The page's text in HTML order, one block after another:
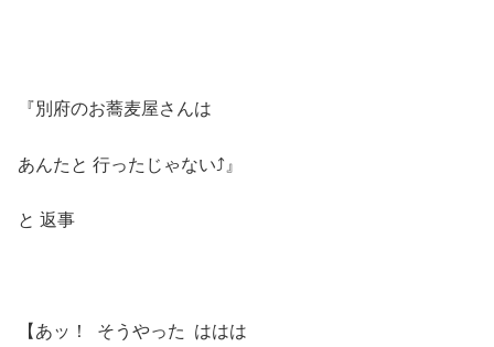
『別府のお蕎麦屋さんは
あんたと 行ったじゃない⤴︎』
と 返事
【あッ！ そうやった ははは